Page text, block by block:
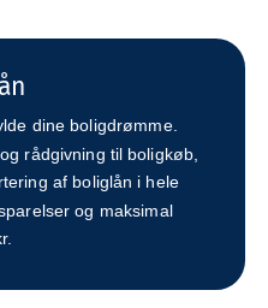
dine boligdrømme.
rådgivning til boligkøb,
af boliglån i hele
og maksimal